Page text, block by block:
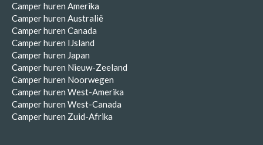
Camper huren Amerika
Camper huren Australië
Camper huren Canada
Camper huren IJsland
Camper huren Japan
Camper huren Nieuw-Zeeland
Camper huren Noorwegen
Camper huren West-Amerika
Camper huren West-Canada
Camper huren Zuid-Afrika